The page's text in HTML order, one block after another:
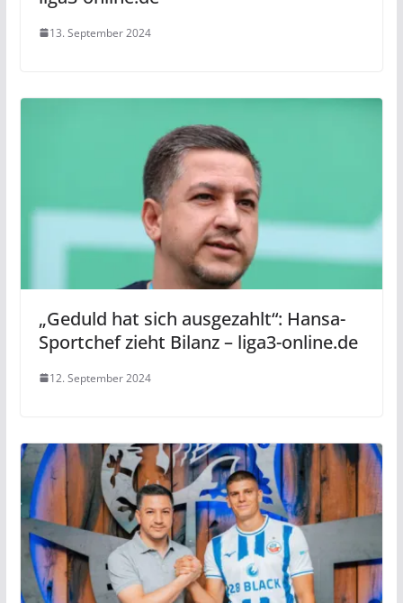
13. September 2024
„Geduld hat sich ausgezahlt“: Hansa-
Sportchef zieht Bilanz – liga3-online.de
12. September 2024